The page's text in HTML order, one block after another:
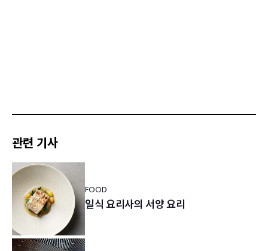
관련 기사
FOOD
일식 요리사의 서양 요리